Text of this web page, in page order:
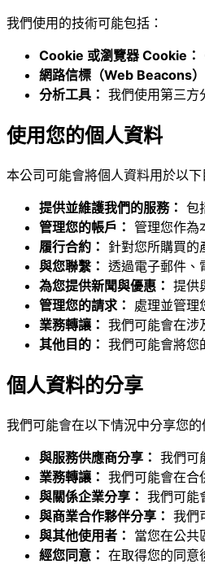
我們使用的技術可能包括：
Cookie 或瀏覽器 Cookie：
網路信標（Web Beacons）
分析工具： 我們使用第三方
使用您的個人資料
本公司可能會將個人資料用於以下
提供並維護我們的服務： 包
管理您的帳戶： 管理您作為
履行合約： 針對您所購買的
與您聯繫： 透過電子郵件、
為您提供新聞與優惠： 提供
管理您的請求： 處理並管理
業務轉讓： 我們可能會在涉
其他目的： 我們可能會將您
個人資料的分享
我們可能會在以下情況中分享您的
與服務供應商分享： 我們可
業務轉讓： 我們可能會在合
與關係企業分享： 我們可能
與商業合作夥伴分享： 我們
與其他使用者： 當您在公共
經您同意： 在取得您的同意